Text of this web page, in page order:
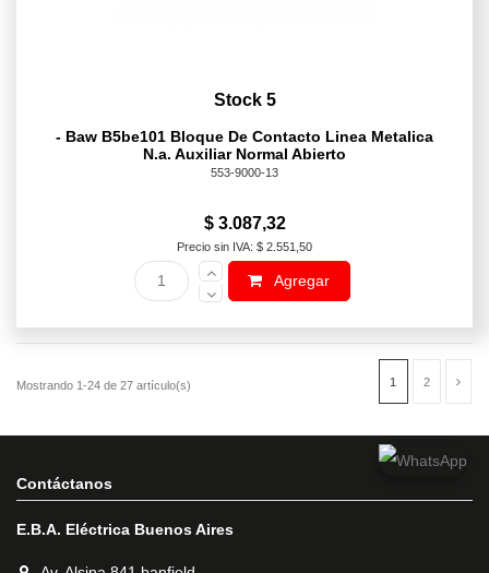
Stock 5
- Baw B5be101 Bloque De Contacto Linea Metalica
N.a. Auxiliar Normal Abierto
553-9000-13
$ 3.087,32
Precio sin IVA: $ 2.551,50
Agregar
Contáctanos
E.B.A. Eléctrica Buenos Aires